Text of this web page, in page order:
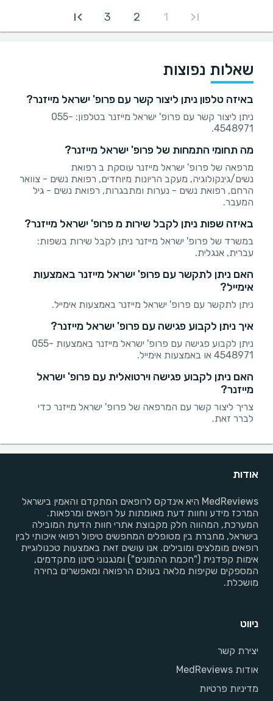
1
2
3
שאלות נפוצות
באיזה טלפון ניתן ליצור קשר עם פרופ' ישראל מייזנר?
ניתן ליצור קשר עם פרופ' ישראל מייזנר בטלפון: 055-
4548971.
מה תחומי התמחות של פרופ' ישראל מייזנר?
מרפאה של פרופ' ישראל מייזנר עוסקת ב רפואת
נשים/גינקולוגיה, מעקב הריונות מיוחדים, רפואת נשים - צוואר
הרחם, רפואת נשים - נערות ומתבגרות, רפואת נשים - גיל
המעבר.
באיזה שפות ניתן לקבל שירות מ פרופ' ישראל מייזנר?
במשרד של פרופ' ישראל מייזנר ניתן לקבל שירות בשפות:
עברית, אנגלית.
האם ניתן לתקשר עם פרופ' ישראל מייזנר באמצעות
אימייל?
ניתן לתקשר עם פרופ' ישראל מייזנר באמצעות אימייל.
איך ניתן לקבוע פגישה עם פרופ' ישראל מייזנר?
ניתן לקבוע פגישה עם פרופ' ישראל מייזנר באמצעות 055-
4548971 או באמצעות אימייל.
האם ניתן לקבוע פגישה וירטואלית עם פרופ' ישראל
מייזנר?
צריך ליצור קשר עם המרפאה של פרופ' ישראל מייזנר כדי
לברר זאת.
אודות
MedReviews היא אינדקס לרופאים המתקדם והאמין בישראל
המרכז מידע וחוות דעת מאומתות על רופאים ומרפאות.
המערכת, המהווה חלק מקבוצת אתרי חוות הדעת המובילה
בישראל, מחברת בין מטופלים המחפשים טיפול רפואי איכותי לבין
רופאים מומלצים ומובילים. אנו עושים זאת באמצעות טכנולוגיית
אימות קפדנית ("חכמת ההמונים") ומנגנוני סינון מתקדמים,
המספקים שקיפות מלאה בעולם הרפואה ומאפשרים בחירה
מושכלת.
ניווט
יצירת קשר
אודות MedReviews
מדיניות פרטיות